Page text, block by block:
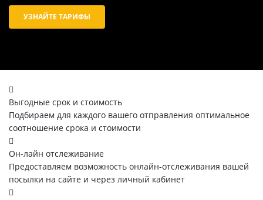
УЗНАЙТЕ ТАРИФЫ
Выгодные срок и стоимость
Подбираем для каждого вашего отправления оптимальное
соотношение срока и стоимости
Он-лайн отслеживание
Предоставляем возможность онлайн-отслеживания вашей
посылки на сайте и через личный кабинет